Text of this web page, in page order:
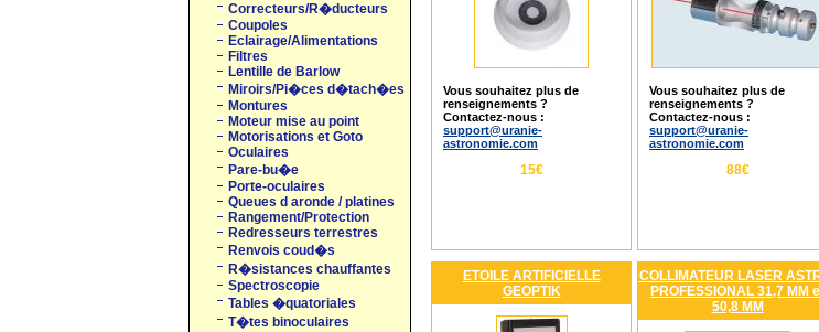
Correcteurs/R�ducteurs
Coupoles
Eclairage/Alimentations
Filtres
Lentille de Barlow
Miroirs/Pi�ces d�tach�es
Montures
Moteur mise au point
Motorisations et Goto
Oculaires
Pare-bu�e
Porte-oculaires
Queues d aronde / platines
Rangement/Protection
Redresseurs terrestres
Renvois coud�s
R�sistances chauffantes
Spectroscopie
Tables �quatoriales
T�tes binoculaires
Vous souhaitez plus de
renseignements ?
Contactez-nous :
support@uranie-
astronomie.com
15€
Vous souhaitez plus de
renseignements ?
Contactez-nous :
support@uranie-
astronomie.com
88€
ETOILE ARTIFICIELLE
GEOPTIK
COLLIMATEUR LASER
PROFESSIONAL 31,7 MM
50,8 MM